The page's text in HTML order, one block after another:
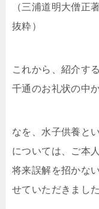
（三浦道明大僧正
抜粋）
これから、紹介す
千通のお礼状の中
なを、水子供養と
については、ご本
将来誤解を招かな
せていただきまし